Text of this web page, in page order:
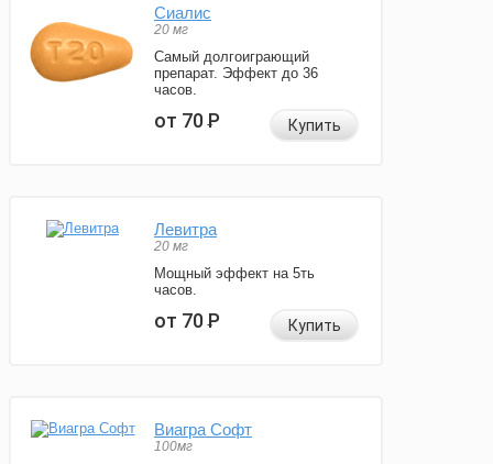
Сиалис
20 мг
Самый долгоиграющий
препарат. Эффект до 36
часов.
от 70Р Купить
Левитра
20 мг
Мощный эффект на 5ть
часов.
от 70Р Купить
Виагра Софт
100мг